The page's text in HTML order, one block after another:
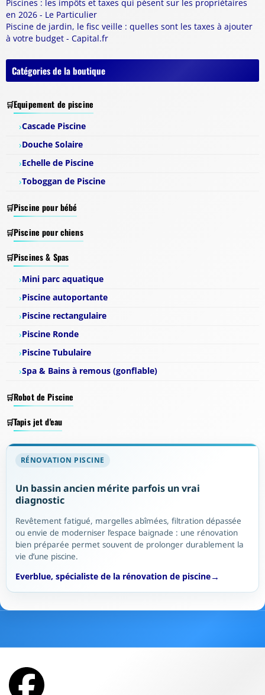
Piscines : les impôts et taxes qui pèsent sur les propriétaires
en 2026 - Le Particulier
Piscine de jardin, le fisc veille : quelles sont les taxes à ajouter
à votre budget - Capital.fr
Catégories de la boutique
Equipement de piscine
Cascade Piscine
Douche Solaire
Echelle de Piscine
Toboggan de Piscine
Piscine pour bébé
Piscine pour chiens
Piscines & Spas
Mini parc aquatique
Piscine autoportante
Piscine rectangulaire
Piscine Ronde
Piscine Tubulaire
Spa & Bains à remous (gonflable)
Robot de Piscine
Tapis jet d'eau
RÉNOVATION PISCINE
Un bassin ancien mérite parfois un vrai
diagnostic
Revêtement fatigué, margelles abîmées, filtration dépassée
ou envie de moderniser l’espace baignade : une rénovation
bien préparée permet souvent de prolonger durablement la
vie d’une piscine.
Everblue, spécialiste de la rénovation de piscine